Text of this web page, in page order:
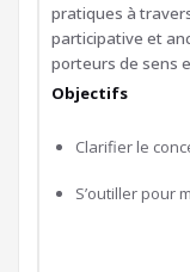
pratiques à
participative et
porteurs de sens
Objectifs
Clarifier le
S’outiller pour